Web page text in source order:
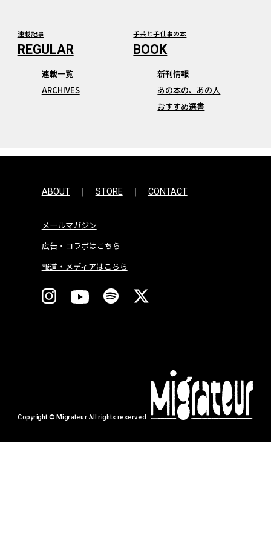
連載記事
連載一覧
ARCHIVES
手芸と手仕事の本
新刊情報
あの本の、あの人
おすすめ選書
ABOUT STORE CONTACT
メールマガジン
広告・コラボはこちら
報道・メディアはこちら
Copyright © Migrateur All rights reserved.